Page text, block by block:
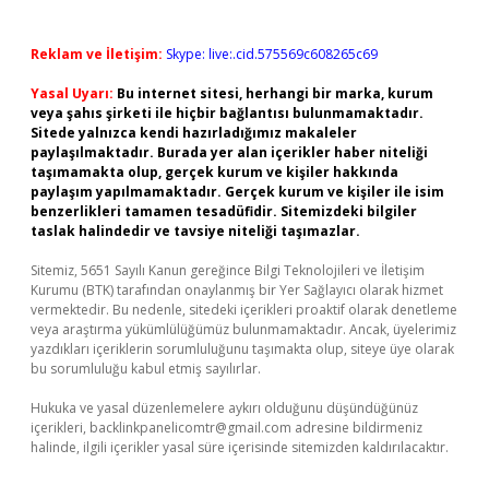
Reklam ve İletişim: Skype: live:.cid.575569c608265c69
Yasal Uyarı: Bu internet sitesi, herhangi bir marka, kurum
veya şahıs şirketi ile hiçbir bağlantısı bulunmamaktadır.
Sitede yalnızca kendi hazırladığımız makaleler
paylaşılmaktadır. Burada yer alan içerikler haber niteliği
taşımamakta olup, gerçek kurum ve kişiler hakkında
paylaşım yapılmamaktadır. Gerçek kurum ve kişiler ile isim
benzerlikleri tamamen tesadüfidir. Sitemizdeki bilgiler
taslak halindedir ve tavsiye niteliği taşımazlar.
Sitemiz, 5651 Sayılı Kanun gereğince Bilgi Teknolojileri ve İletişim
Kurumu (BTK) tarafından onaylanmış bir Yer Sağlayıcı olarak hizmet
vermektedir. Bu nedenle, sitedeki içerikleri proaktif olarak denetleme
veya araştırma yükümlülüğümüz bulunmamaktadır. Ancak, üyelerimiz
yazdıkları içeriklerin sorumluluğunu taşımakta olup, siteye üye olarak
bu sorumluluğu kabul etmiş sayılırlar.
Hukuka ve yasal düzenlemelere aykırı olduğunu düşündüğünüz
içerikleri, backlinkpanelicomtr@gmail.com adresine bildirmeniz
halinde, ilgili içerikler yasal süre içerisinde sitemizden kaldırılacaktır.